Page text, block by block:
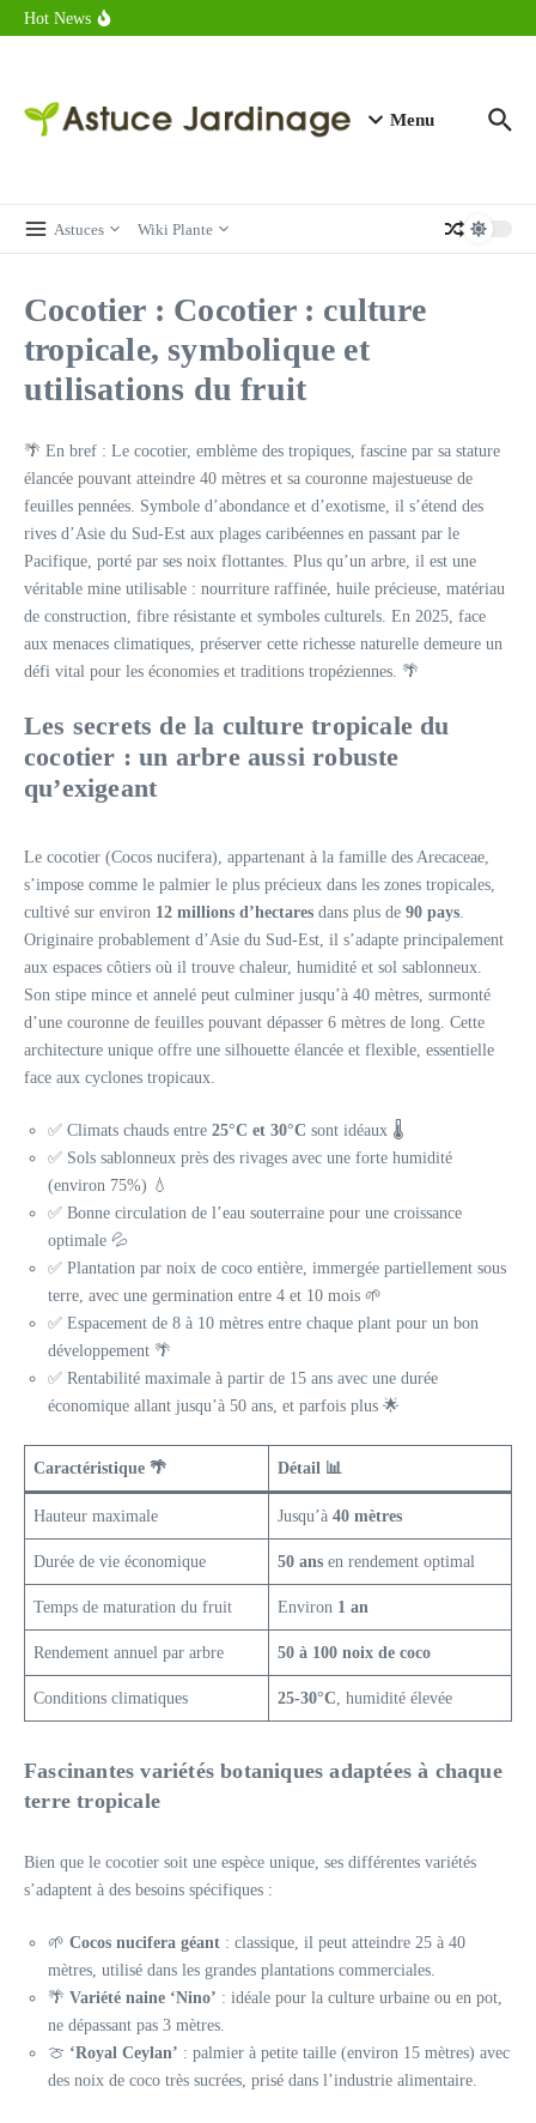
Aller au contenu
Hot News
Combien de calories dans un croque monsieur en 2025 ?
Menu
Astuces Wiki Plante
Cocotier : Cocotier : culture
tropicale, symbolique et
utilisations du fruit
🌴 En bref : Le cocotier, emblème des tropiques, fascine par sa stature
élancée pouvant atteindre 40 mètres et sa couronne majestueuse de
feuilles pennées. Symbole d’abondance et d’exotisme, il s’étend des
rives d’Asie du Sud-Est aux plages caribéennes en passant par le
Pacifique, porté par ses noix flottantes. Plus qu’un arbre, il est une
véritable mine utilisable : nourriture raffinée, huile précieuse, matériau
de construction, fibre résistante et symboles culturels. En 2025, face
aux menaces climatiques, préserver cette richesse naturelle demeure un
défi vital pour les économies et traditions tropéziennes. 🌴
Les secrets de la culture tropicale du
cocotier : un arbre aussi robuste
qu’exigeant
Le cocotier (Cocos nucifera), appartenant à la famille des Arecaceae,
s’impose comme le palmier le plus précieux dans les zones tropicales,
cultivé sur environ 12 millions d’hectares dans plus de 90 pays.
Originaire probablement d’Asie du Sud-Est, il s’adapte principalement
aux espaces côtiers où il trouve chaleur, humidité et sol sablonneux.
Son stipe mince et annelé peut culminer jusqu’à 40 mètres, surmonté
d’une couronne de feuilles pouvant dépasser 6 mètres de long. Cette
architecture unique offre une silhouette élancée et flexible, essentielle
face aux cyclones tropicaux.
✅ Climats chauds entre 25°C et 30°C sont idéaux 🌡️
✅ Sols sablonneux près des rivages avec une forte humidité
(environ 75%) 💧
✅ Bonne circulation de l’eau souterraine pour une croissance
optimale 💦
✅ Plantation par noix de coco entière, immergée partiellement sous
terre, avec une germination entre 4 et 10 mois 🌱
✅ Espacement de 8 à 10 mètres entre chaque plant pour un bon
développement 🌴
✅ Rentabilité maximale à partir de 15 ans avec une durée
économique allant jusqu’à 50 ans, et parfois plus 🌟
Caractéristique 🌴 Détail 📊
Hauteur maximale Jusqu’à 40 mètres
Durée de vie économique 50 ans en rendement optimal
Temps de maturation du fruit Environ 1 an
Rendement annuel par arbre 50 à 100 noix de coco
Conditions climatiques 25-30°C, humidité élevée
Fascinantes variétés botaniques adaptées à chaque
terre tropicale
Bien que le cocotier soit une espèce unique, ses différentes variétés
s’adaptent à des besoins spécifiques :
🌱 Cocos nucifera géant : classique, il peut atteindre 25 à 40
mètres, utilisé dans les grandes plantations commerciales.
🌴 Variété naine ‘Nino’ : idéale pour la culture urbaine ou en pot,
ne dépassant pas 3 mètres.
🍈 ‘Royal Ceylan’ : palmier à petite taille (environ 15 mètres) avec
des noix de coco très sucrées, prisé dans l’industrie alimentaire.